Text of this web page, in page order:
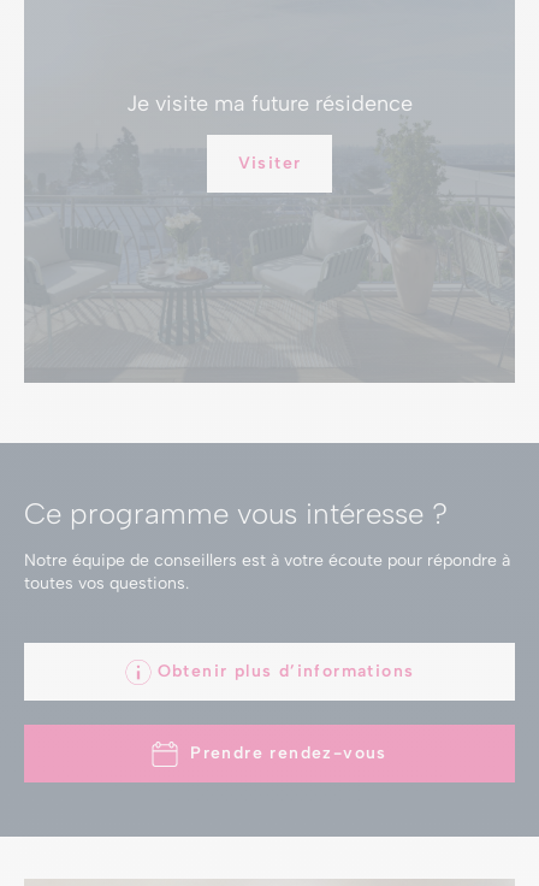
Je visite ma future résidence
Visiter
Ce programme vous intéresse ?
Notre équipe de conseillers est à votre écoute pour répondre à
toutes vos questions.
Obtenir plus d’informations
Prendre rendez-vous